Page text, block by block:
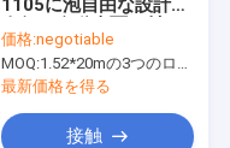
1105に泡自由な設計謝
料、車の覆いに代わり
になる塗った
価格:negotiable
MOQ:1.52*20mの3つのロールを意味する1.52*60m、
最新価格を得る
接触